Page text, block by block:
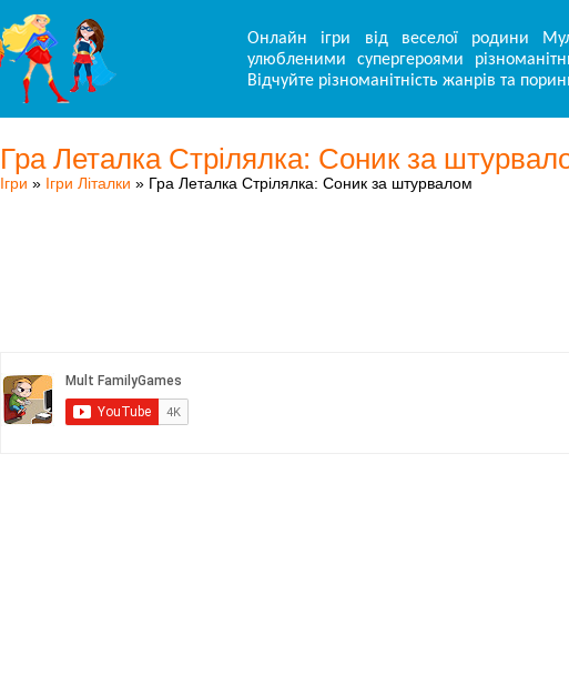
Онлайн ігри від веселої родини
улюбленими супергероями
Відчуйте різноманітність жанрів та
Гра Леталка Стрілялка: Соник за
Ігри » Ігри Літалки » Гра Леталка Стрілялка: Соник за штурвалом